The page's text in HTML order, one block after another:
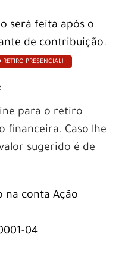
será feita após o
de contribuição.
PRESENCIAL!
para o retiro
financeira. Caso lhe
sugerido é de
na conta Ação
04